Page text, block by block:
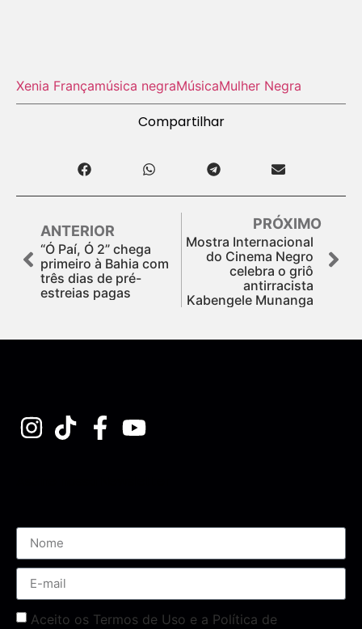
Xenia Françamúsica negraMúsicaMulher Negra
Compartilhar
ANTERIOR
“Ó Paí, Ó 2” chega
primeiro à Bahia com
três dias de pré-
estreias pagas
PRÓXIMO
Mostra Internacional
do Cinema Negro
celebra o griô
antirracista
Kabengele Munanga
Aceito os Termos de Uso e a Política de